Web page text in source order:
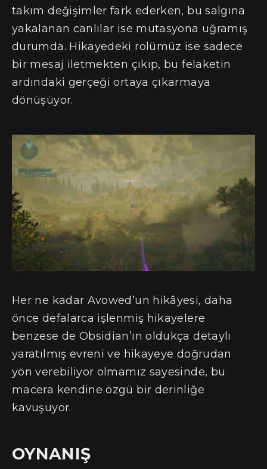
takım değişimler fark ederken, bu salgına
yakalanan canlılar ise mutasyona uğramış
durumda. Hikayedeki rolümüz ise sadece
bir mesaj iletmekten çıkıp, bu felaketin
ardındaki gerçeği ortaya çıkarmaya
dönüşüyor.
Her ne kadar Avowed’un hikâyesi, daha
önce defalarca işlenmiş hikayelere
benzese de Obsidian’ın oldukça detaylı
yaratılmış evreni ve hikayeye doğrudan
yön verebiliyor olmamız sayesinde, bu
macera kendine özgü bir derinliğe
kavuşuyor.
OYNANIŞ